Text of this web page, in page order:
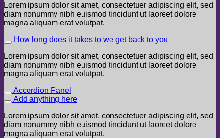
Lorem ipsum dolor sit amet, consectetuer adipiscing elit, sed
diam nonummy nibh euismod tincidunt ut laoreet dolore
magna aliquam erat volutpat.
How long does it takes to we get back to you
Lorem ipsum dolor sit amet, consectetuer adipiscing elit, sed
diam nonummy nibh euismod tincidunt ut laoreet dolore
magna aliquam erat volutpat.
Accordion Panel
Add anything here
Lorem ipsum dolor sit amet, consectetuer adipiscing elit, sed
diam nonummy nibh euismod tincidunt ut laoreet dolore
magna aliquam erat volutpat.